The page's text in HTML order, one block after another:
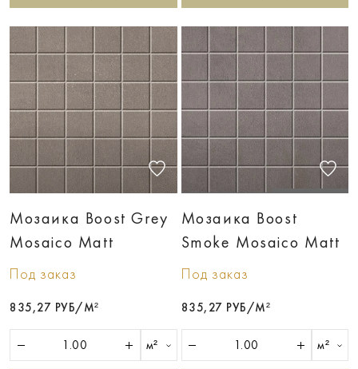
Мозаика Boost Grey
Mosaico Matt
Под заказ
835,27 РУБ/М²
м²
Мозаика Boost
Smoke Mosaico Matt
Под заказ
835,27 РУБ/М²
м²